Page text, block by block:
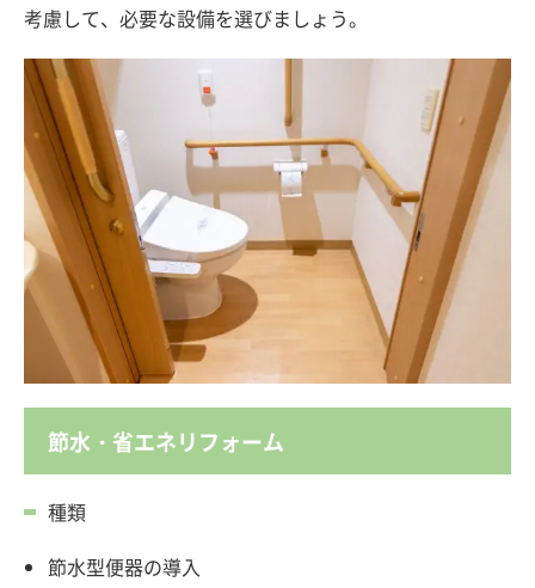
考慮して、必要な設備を選びましょう。
節水・省エネリフォーム
種類
節水型便器の導入